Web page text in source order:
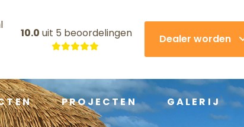
10.0 uit 5 beoordelingen Dealer worden
PROJECTEN GALERIJ